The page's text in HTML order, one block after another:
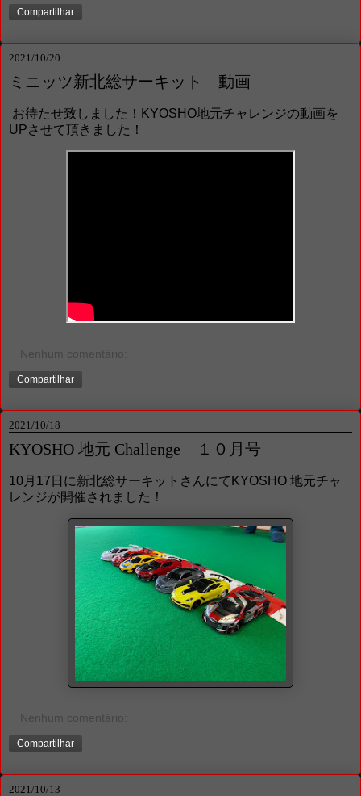
Compartilhar
2021/10/20
ミニッツ新北総サーキット 動画
お待たせ致しました！KYOSHO地元チャレンジの動画を
UPさせて頂きました！
Nenhum comentário:
Compartilhar
2021/10/18
KYOSHO 地元 Challenge １０月号
10月17日に新北総サーキットさんにてKYOSHO 地元チャ
レンジが開催されました！
Nenhum comentário:
Compartilhar
2021/10/13